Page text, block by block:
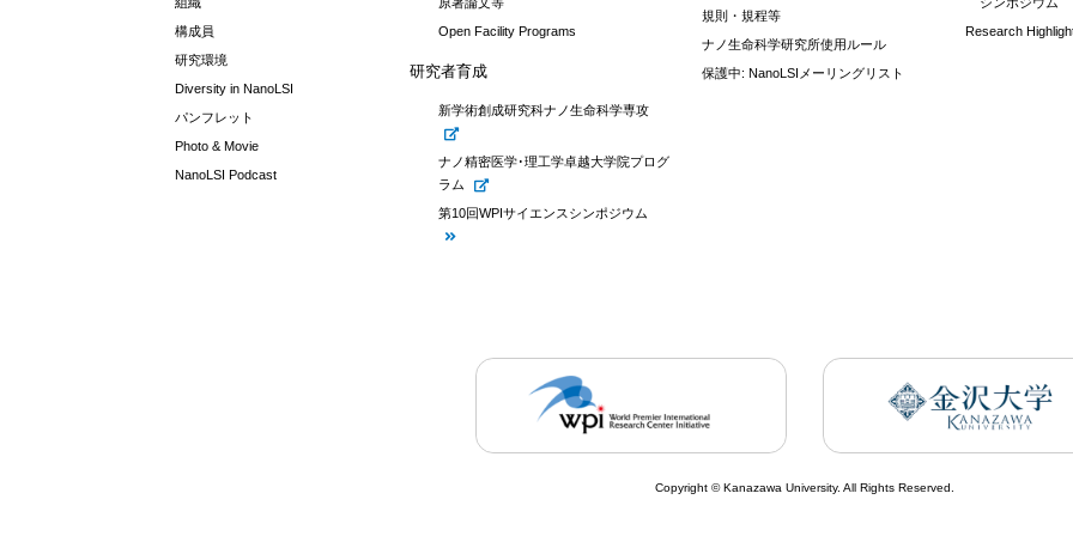
構成員
研究環境
Diversity in NanoLSI
パンフレット
Photo & Movie
NanoLSI Podcast
Open Facility Programs
研究者育成
新学術創成研究科ナノ生命科学専攻
ナノ精密医学･理工学卓越大学院プログ
ラム
第10回WPIサイエンスシンポジウム
規則・規程等
ナノ生命科学研究所使用ルール
保護中: NanoLSIメーリングリスト
Research
Copyright © Kanazawa University. All Rights Reserved.